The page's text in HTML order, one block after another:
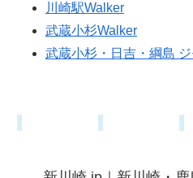
川崎駅Walker
武蔵小杉Walker
武蔵小杉・日吉・綱島